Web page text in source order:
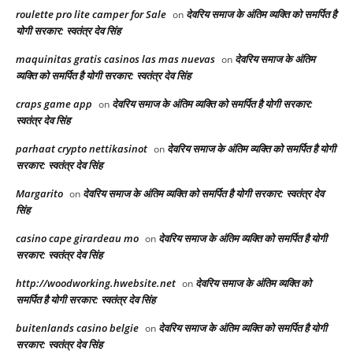
roulette pro lite camper for Sale on देवरिय समाज के अंतिम व्यक्ति को समर्पित है
योगी सरकार: स्वतंत्र देव सिंह
maquinitas gratis casinos las mas nuevas on देवरिय समाज के अंतिम
व्यक्ति को समर्पित है योगी सरकार: स्वतंत्र देव सिंह
craps game app on देवरिय समाज के अंतिम व्यक्ति को समर्पित है योगी सरकार:
स्वतंत्र देव सिंह
parhaat crypto nettikasinot on देवरिय समाज के अंतिम व्यक्ति को समर्पित है योगी
सरकार: स्वतंत्र देव सिंह
Margarito on देवरिय समाज के अंतिम व्यक्ति को समर्पित है योगी सरकार: स्वतंत्र देव
सिंह
casino cape girardeau mo on देवरिय समाज के अंतिम व्यक्ति को समर्पित है योगी
सरकार: स्वतंत्र देव सिंह
http://woodworking.hwebsite.net on देवरिय समाज के अंतिम व्यक्ति को
समर्पित है योगी सरकार: स्वतंत्र देव सिंह
buitenlands casino belgie on देवरिय समाज के अंतिम व्यक्ति को समर्पित है योगी
सरकार: स्वतंत्र देव सिंह